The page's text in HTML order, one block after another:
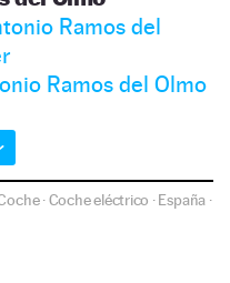
Ramos del
Ramos del Olmo
·Coche eléctrico ·España ·